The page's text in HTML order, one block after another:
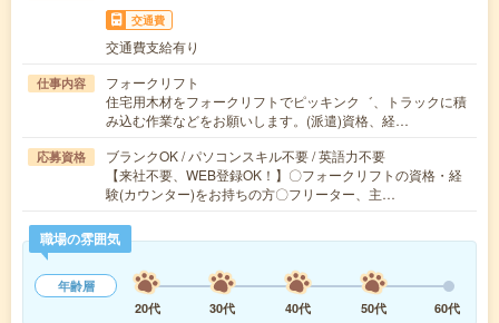
交通費
交通費支給有り
仕事内容
フォークリフト
住宅用木材をフォークリフトでピッキンク゛、トラックに積
み込む作業などをお願いします。(派遣)資格、経…
応募資格
ブランクOK / パソコンスキル不要 / 英語力不要
【来社不要、WEB登録OK！】〇フォークリフトの資格・経
験(カウンター)をお持ちの方〇フリーター、主…
職場の雰囲気
年齢層
20代
30代 40代 50代 60代